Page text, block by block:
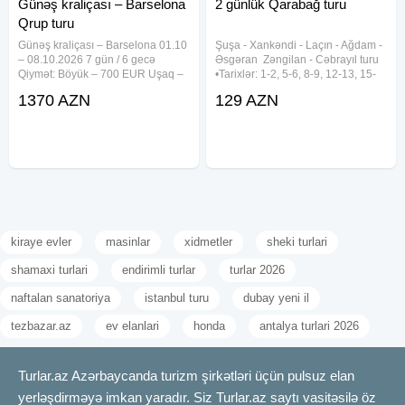
Günəş kraliçası – Barselona
Qrup turu
Günəş kraliçası – Barselona 01.10
– 08.10.2026 7 gün / 6 gecə
Qiymət: Böyük – 700 EUR Uşaq –
Lyublyana → Verona → Genuya
1370 AZN
2 günlük Qarabağ turu
Şuşa ︎- Xankəndi ︎- Laçın ︎- Ağdam ︎-
Əsgəran ︎ Zəngilan ︎- Cəbrayıl turu
•Tarixlər: 1-2, 5-6, 8-9, 12-13, 15-
Avqust •Qiymətlər: ✓Laçında
129 AZN
kiraye evler masinlar xidmetler sheki turlari
shamaxi turlari endirimli turlar turlar 2026
naftalan sanatoriya istanbul turu dubay yeni il
tezbazar.az ev elanlari honda antalya turlari 2026
Turlar.az Azərbaycanda turizm şirkətləri üçün pulsuz elan
yerləşdirməyə imkan yaradır. Siz Turlar.az saytı vasitəsilə öz